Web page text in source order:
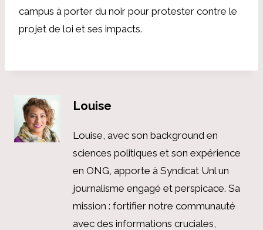
campus à porter du noir pour protester contre le
projet de loi et ses impacts.
Louise
Louise, avec son background en
sciences politiques et son expérience
en ONG, apporte à Syndicat Unl un
journalisme engagé et perspicace. Sa
mission : fortifier notre communauté
avec des informations cruciales,